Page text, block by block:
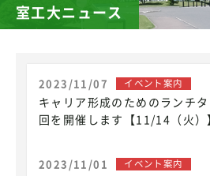
室工大ニュース
2023/11/07 イベント案内
キャリア形成のためのランチ
回を開催します【11/14（火）
2023/11/01 イベント案内